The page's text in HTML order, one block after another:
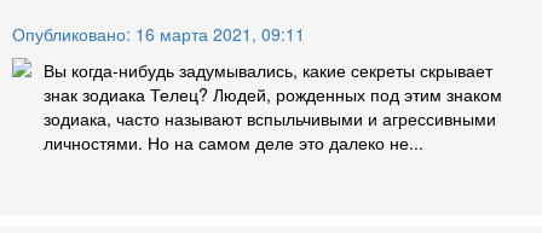
Опубликовано: 16 марта 2021, 09:11
Вы когда-нибудь задумывались, какие секреты скрывает
знак зодиака Телец? Людей, рожденных под этим знаком
зодиака, часто называют вспыльчивыми и агрессивными
личностями. Но на самом деле это далеко не...